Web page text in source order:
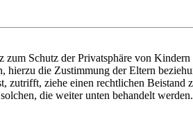
Schutz der Privatsphäre von
die Zustimmung der Eltern
ziehe einen rechtlichen Beistand
die weiter unten behandelt werden.